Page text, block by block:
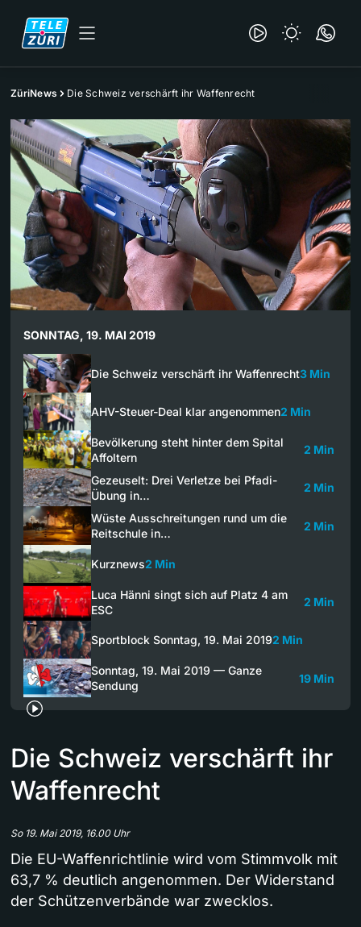
ZüriNews Die Schweiz verschärft ihr Waffenrecht
SONNTAG, 19. MAI 2019
Die Schweiz verschärft ihr Waffenrecht3 Min
AHV-Steuer-Deal klar angenommen2 Min
Bevölkerung steht hinter dem Spital
Affoltern
2 Min
Gezeuselt: Drei Verletze bei Pfadi-
Übung in…
2 Min
Wüste Ausschreitungen rund um die
Reitschule in…
2 Min
Kurznews2 Min
Luca Hänni singt sich auf Platz 4 am
ESC
2 Min
Sportblock Sonntag, 19. Mai 20192 Min
Sonntag, 19. Mai 2019 — Ganze
Sendung
19 Min
Die Schweiz verschärft ihr
Waffenrecht
So 19. Mai 2019, 16.00 Uhr
Die EU-Waffenrichtlinie wird vom Stimmvolk mit
63,7 % deutlich angenommen. Der Widerstand
der Schützenverbände war zwecklos.